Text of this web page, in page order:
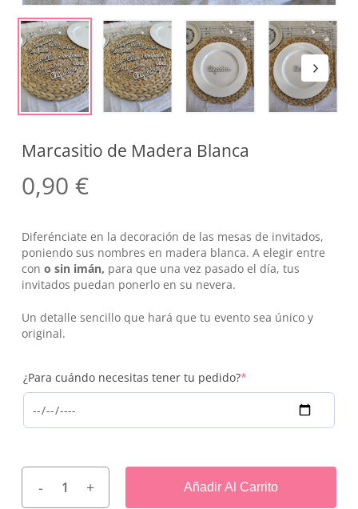
Marcasitio de Madera Blanca
0,90 €
Diferénciate en la decoración de las mesas de invitados,
poniendo sus nombres en madera blanca. A elegir entre
con o sin imán, para que una vez pasado el día, tus
invitados puedan ponerlo en su nevera.
Un detalle sencillo que hará que tu evento sea único y
original.
¿Para cuándo necesitas tener tu pedido?*(required)
Añadir Al Carrito